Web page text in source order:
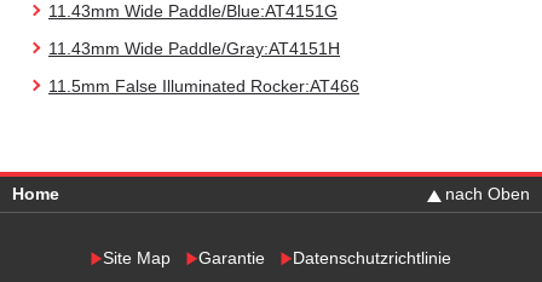
11.43mm Wide Paddle/Blue:AT4151G
11.43mm Wide Paddle/Gray:AT4151H
11.5mm False Illuminated Rocker:AT466
Home nach Oben
Site Map Garantie Datenschutzrichtlinie